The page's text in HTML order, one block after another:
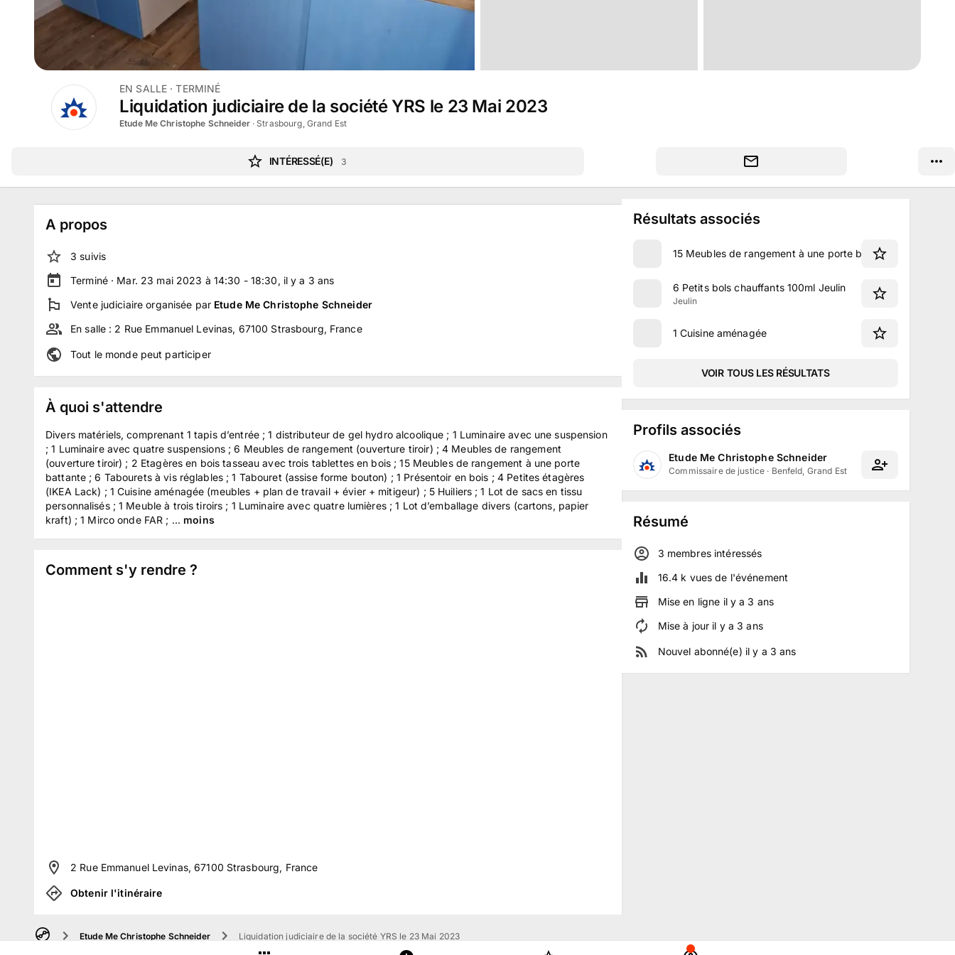
EN SALLE · TERMINÉ
Liquidation judiciaire de la société YRS le 23 Mai 2023
Etude Me Christophe Schneider· Strasbourg, Grand Est
INTÉRESSÉ(E) 3
A propos
3 suivis
Terminé · Mar. 23 mai 2023 à 14:30 - 18:30, il y a 3 ans
Vente judiciaire organisée par Etude Me Christophe Schneider
En salle : 2 Rue Emmanuel Levinas, 67100 Strasbourg, France
Tout le monde peut participer
À quoi s'attendre
Divers matériels, comprenant 1 tapis d’entrée ; 1 distributeur de gel hydro alcoolique ; 1 Luminaire avec une suspension
; 1 Luminaire avec quatre suspensions ; 6 Meubles de rangement (ouverture tiroir) ; 4 Meubles de rangement
(ouverture tiroir) ; 2 Etagères en bois tasseau avec trois tablettes en bois ; 15 Meubles de rangement à une porte
battante ; 6 Tabourets à vis réglables ; 1 Tabouret (assise forme bouton) ; 1 Présentoir en bois ; 4 Petites étagères
(IKEA Lack) ; 1 Cuisine aménagée (meubles + plan de travail + évier + mitigeur) ; 5 Huiliers ; 1 Lot de sacs en tissu
personnalisés ; 1 Meuble à trois tiroirs ; 1 Luminaire avec quatre lumières ; 1 Lot d’emballage divers (cartons, papier
kraft) ; 1 Mirco onde FAR ; ... moins
Comment s'y rendre ?
2 Rue Emmanuel Levinas, 67100 Strasbourg, France
Obtenir l'itinéraire
Résultats associés
15 Meubles de rangement à une porte battante
6 Petits bols chauffants 100ml Jeulin
Jeulin
1 Cuisine aménagée
VOIR TOUS LES RÉSULTATS
Profils associés
Etude Me Christophe Schneider
Commissaire de justice · Benfeld, Grand Est
Résumé
3 membresintéressés
16.4 k vues de l'événement
Mise en ligne il y a 3 ans
Mise à jour il y a 3 ans
Nouvel abonné(e) il y a 3 ans
Etude Me Christophe Schneider Liquidation judiciaire de la société YRS le 23 Mai 2023